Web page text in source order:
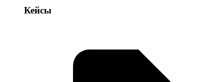
Кейсы
Кейсы